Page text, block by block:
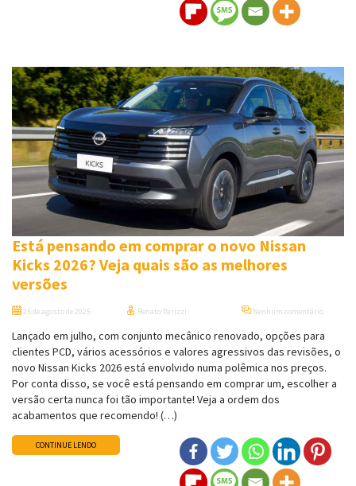
Está pensando em comprar o novo Nissan
Kicks 2026? Veja quais são as melhores
versões
25 de agosto de 2025 Renato Parizzi Nenhum comentário
Lançado em julho, com conjunto mecânico renovado, opções para
clientes PCD, vários acessórios e valores agressivos das revisões, o
novo Nissan Kicks 2026 está envolvido numa polêmica nos preços.
Por conta disso, se você está pensando em comprar um, escolher a
versão certa nunca foi tão importante! Veja a ordem dos
acabamentos que recomendo! (…)
CONTINUE LENDO